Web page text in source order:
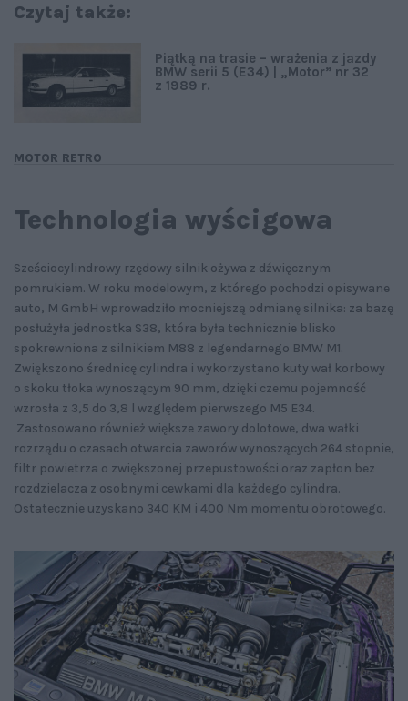
Czytaj także:
MOTOR RETRO
Piątką na trasie – wrażenia z jazdy
BMW serii 5 (E34) | „Motor” nr 32
z 1989 r.
Technologia wyścigowa
Sześciocylindrowy rzędowy silnik ożywa z dźwięcznym
pomrukiem. W roku modelowym, z którego pochodzi opisywane
auto, M GmbH wprowadziło mocniejszą odmianę silnika: za bazę
posłużyła jednostka S38, która była technicznie blisko
spokrewniona z silnikiem M88 z legendarnego BMW M1.
Zwiększono średnicę cylindra i wykorzystano kuty wał korbowy
o skoku tłoka wynoszącym 90 mm, dzięki czemu pojemność
wzrosła z 3,5 do 3,8 l względem pierwszego M5 E34.
Zastosowano również większe zawory dolotowe, dwa wałki
rozrządu o czasach otwarcia zaworów wynoszących 264 stopnie,
filtr powietrza o zwiększonej przepustowości oraz zapłon bez
rozdzielacza z osobnymi cewkami dla każdego cylindra.
Ostatecznie uzyskano 340 KM i 400 Nm momentu obrotowego.